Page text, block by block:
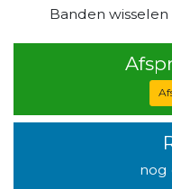
Banden wisselen
nog